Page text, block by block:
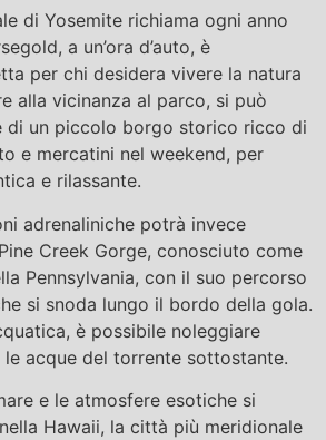
di Yosemite richiama ogni anno
a un’ora d’auto, è
per chi desidera vivere la natura
alla vicinanza al parco, si può
di un piccolo borgo storico ricco di
e mercatini nel weekend, per
e rilassante.
adrenaliniche potrà invece
Creek Gorge, conosciuto come
Pennsylvania, con il suo percorso
si snoda lungo il bordo della gola.
è possibile noleggiare
acque del torrente sottostante.
e le atmosfere esotiche si
Hawaii, la città più meridionale